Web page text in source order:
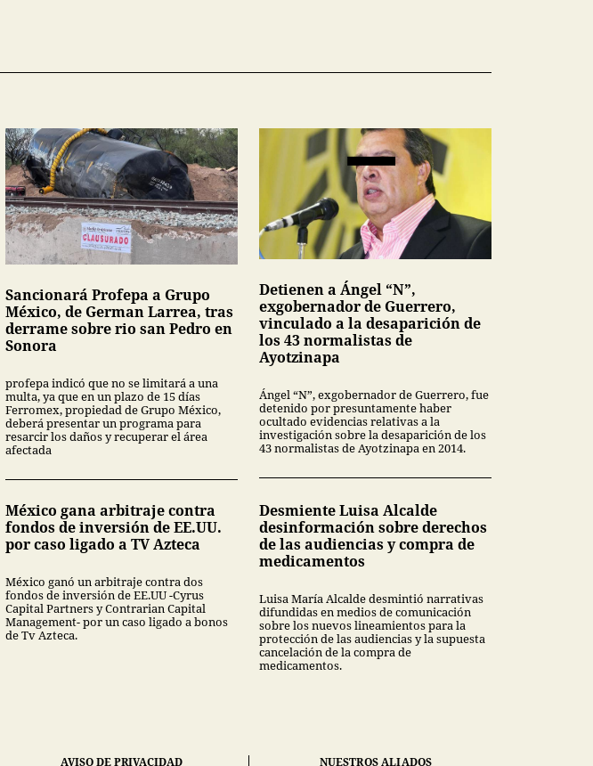
Sancionará Profepa a Grupo
México, de German Larrea, tras
derrame sobre rio san Pedro en
Sonora
profepa indicó que no se limitará a una
multa, ya que en un plazo de 15 días
Ferromex, propiedad de Grupo México,
deberá presentar un programa para
resarcir los daños y recuperar el área
afectada
Detienen a Ángel “N”,
exgobernador de Guerrero,
vinculado a la desaparición de
los 43 normalistas de
Ayotzinapa
Ángel “N”, exgobernador de Guerrero, fue
detenido por presuntamente haber
ocultado evidencias relativas a la
investigación sobre la desaparición de los
43 normalistas de Ayotzinapa en 2014.
México gana arbitraje contra
fondos de inversión de EE.UU.
por caso ligado a TV Azteca
México ganó un arbitraje contra dos
fondos de inversión de EE.UU -Cyrus
Capital Partners y Contrarian Capital
Management- por un caso ligado a bonos
de Tv Azteca.
Desmiente Luisa Alcalde
desinformación sobre derechos
de las audiencias y compra de
medicamentos
Luisa María Alcalde desmintió narrativas
difundidas en medios de comunicación
sobre los nuevos lineamientos para la
protección de las audiencias y la supuesta
cancelación de la compra de
medicamentos.
AVISO DE PRIVACIDAD NUESTROS ALIADOS